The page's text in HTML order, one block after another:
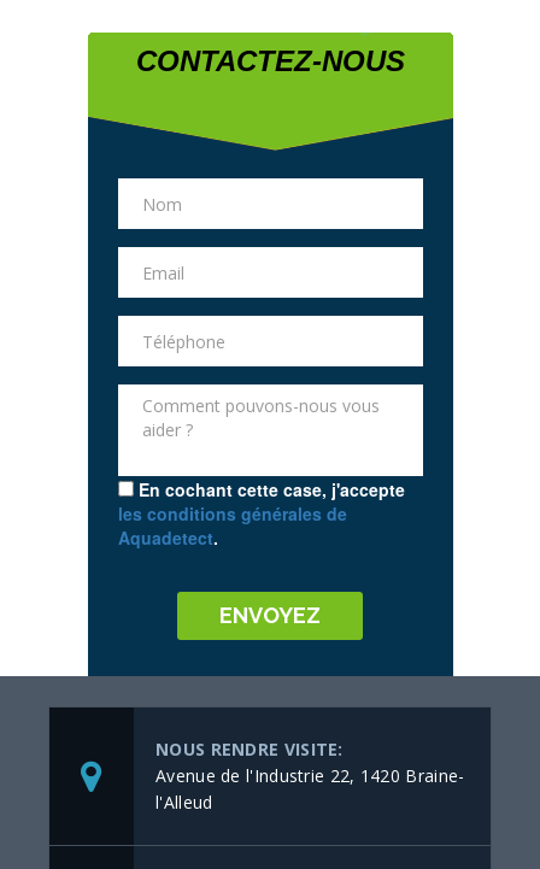
CONTACTEZ-NOUS
En cochant cette case, j'accepte
les conditions générales de
Aquadetect.
NOUS RENDRE VISITE:
Avenue de l'Industrie 22, 1420 Braine-
l'Alleud